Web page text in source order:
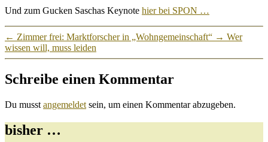
Und zum Gucken Saschas Keynote hier bei SPON …
← Zimmer frei: Marktforscher in „Wohngemeinschaft“ → Wer
wissen will, muss leiden
Schreibe einen Kommentar
Du musst angemeldet sein, um einen Kommentar abzugeben.
bisher …